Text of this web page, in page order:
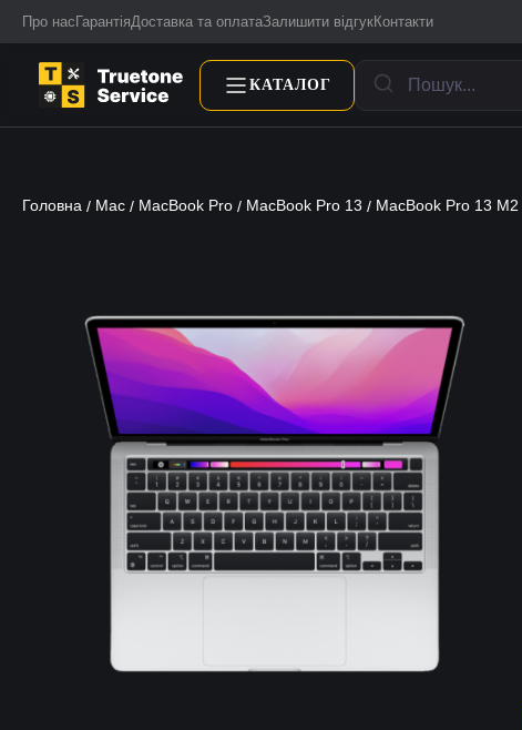
Про нас ГарантіяДоставка та оплатаЗалишити відгукКонтакти
КАТАЛОГ
Головна / Mac / MacBook Pro / MacBook Pro 13 / MacBook Pro 13 M2